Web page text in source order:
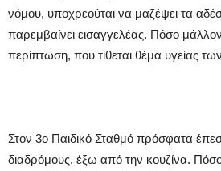
νόμου, υποχρεούται να μαζέψει τα
παρεμβαίνει εισαγγελέας. Πόσο
περίπτωση, που τίθεται θέμα υγείας
Στον 3ο Παιδικό Σταθμό πρόσφατα
διαδρόμους, έξω από την κουζίνα.